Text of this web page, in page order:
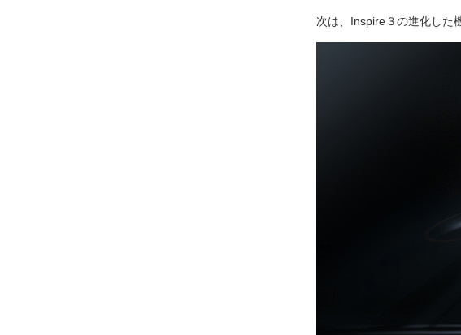
次は、Inspire３の進化した